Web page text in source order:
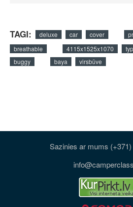
TAGI: deluxe car cover
breathable
4115x1525x1070
buggy
baya virsbūve
Sazinies ar mums